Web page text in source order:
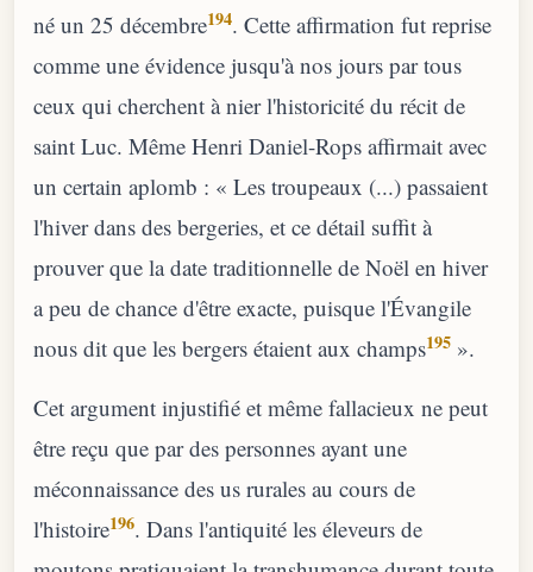
né un 25 décembre194. Cette affirmation fut reprise
comme une évidence jusqu'à nos jours par tous
ceux qui cherchent à nier l'historicité du récit de
saint Luc. Même Henri Daniel-Rops affirmait avec
un certain aplomb : « Les troupeaux (...) passaient
l'hiver dans des bergeries, et ce détail suffit à
prouver que la date traditionnelle de Noël en hiver
a peu de chance d'être exacte, puisque l'Évangile
nous dit que les bergers étaient aux champs195 ».
Cet argument injustifié et même fallacieux ne peut
être reçu que par des personnes ayant une
méconnaissance des us rurales au cours de
l'histoire196. Dans l'antiquité les éleveurs de